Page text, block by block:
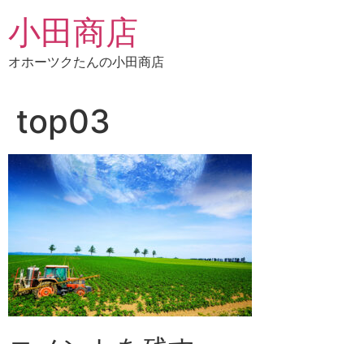
ン
ッ
プ
小田商店
オホーツクたんの小田商店
top03